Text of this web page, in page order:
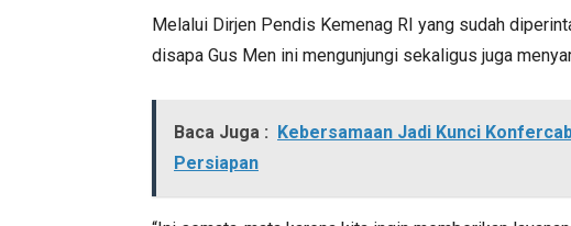
Melalui Dirjen Pendis Kemenag RI yang sudah
disapa Gus Men ini mengunjungi sekaligus juga
Baca Juga : Kebersamaan Jadi Kunci
Persiapan